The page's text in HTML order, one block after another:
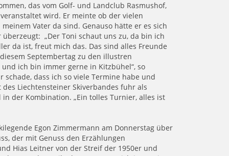
das vom Golf- und Landclub Rasmushof,
wird. Er meinte ob der vielen
Vater da sind. Genauso hätte er es sich
„Der Toni schaut uns zu, da bin ich
da ist, freut mich das. Das sind alles Freunde
Septembertag zu den illustren
ich bin immer gerne in Kitzbühel“, so
schade, dass ich so viele Termine habe und
Liechtensteiner Skiverbandes fuhr als
der Kombination. „Ein tolles Turnier, alles ist
Egon Zimmermann am Donnerstag über
der mit Genuss den Erzählungen
Hias Leitner von der Streif der 1950er und